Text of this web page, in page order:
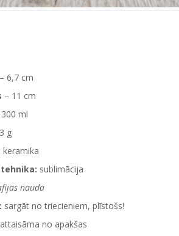
– 6,7 cm
– 11 cm
ml
g
keramika
sublimācija
nauda
sargāt no triecieniem, plīstošs!
no apakšas